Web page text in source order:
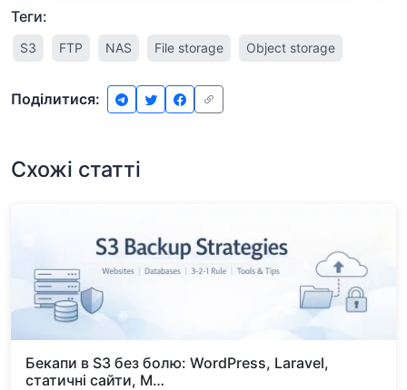
Теги:
S3 FTP NAS File storage Object storage
Поділитися:
Схожі статті
Бекапи в S3 без болю: WordPress, Laravel,
статичні сайти, M…